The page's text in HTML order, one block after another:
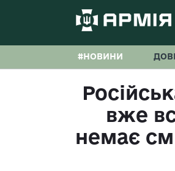
#НОВИНИ
вже
немає